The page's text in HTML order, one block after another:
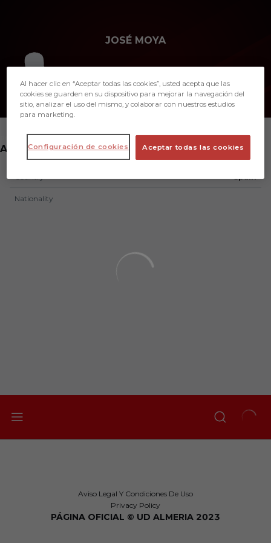
JOSÉ MOYA
ANALYST
Country Spain
Nationality
Aviso Legal Y Condiciones De Uso
Privacy Policy
PÁGINA OFICIAL © UD ALMERIA 2023
Al hacer clic en “Aceptar todas las cookies”, usted acepta que las
cookies se guarden en su dispositivo para mejorar la navegación del
sitio, analizar el uso del mismo, y colaborar con nuestros estudios
para marketing.
Aceptar todas las cookies
Configuración de cookies